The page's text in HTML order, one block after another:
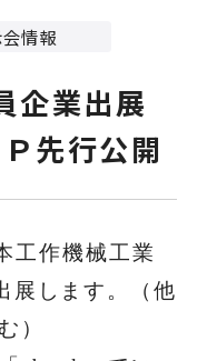
情報
業出展
先行公開
工作機械工業
展します。（他
）